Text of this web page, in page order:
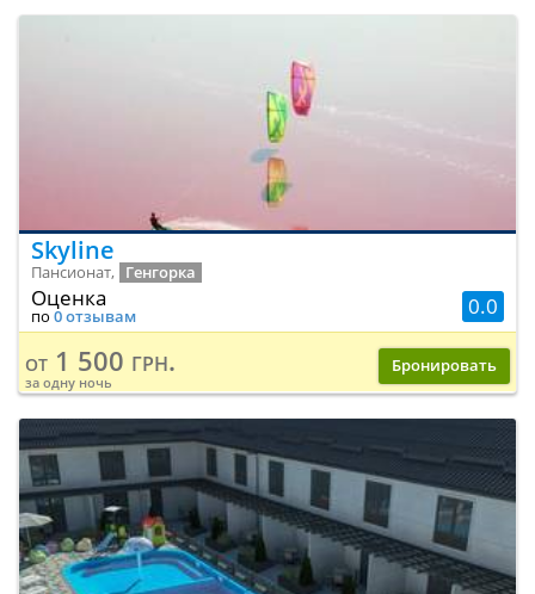
Skyline
Пансионат, Генгорка
0.0
Оценка
по 0 отзывам
от 1 500 грн.
за одну ночь
Бронировать